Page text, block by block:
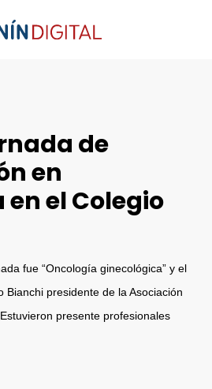
de
en
el Colegio
fue “Oncología ginecológica” y el
Bianchi presidente de la Asociación
presente profesionales